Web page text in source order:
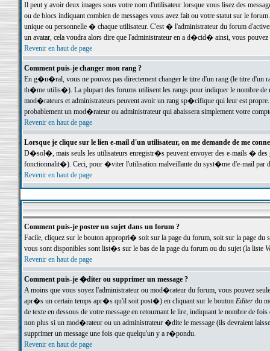
Il peut y avoir deux images sous votre nom d'utilisateur lorsque vous lisez des
ou de blocs indiquant combien de messages vous avez fait ou votre statut sur le
unique ou personnelle � chaque utilisateur. C'est � l'administrateur du forum
un avatar, cela voudra alors dire que l'administrateur en a d�cid� ainsi, vous
Revenir en haut de page
Comment puis-je changer mon rang ?
En g�n�ral, vous ne pouvez pas directement changer le titre d'un rang (le titre d'un
th�me utilis�). La plupart des forums utilisent les rangs pour indiquer le nombre de
mod�rateurs et administrateurs peuvent avoir un rang sp�cifique qui leur est
probablement un mod�rateur ou administrateur qui abaissera simplement votre
Revenir en haut de page
Lorsque je clique sur le lien e-mail d'un utilisateur, on me demande de me
D�sol�, mais seuls les utilisateurs enregistr�s peuvent envoyer des e-mails �
fonctionnalit�). Ceci, pour �viter l'utilisation malveillante du syst�me d'e-mail par
Revenir en haut de page
Comment puis-je poster un sujet dans un forum ?
Facile, cliquez sur le bouton appropri� soit sur la page du forum, soit sur la page du
vous sont disponibles sont list�s sur le bas de la page du forum ou du sujet (la liste
Revenir en haut de page
Comment puis-je �diter ou supprimer un message ?
A moins que vous soyez l'administrateur ou mod�rateur du forum, vous pouvez
apr�s un certain temps apr�s qu'il soit post�) en cliquant sur le bouton Editerdu
de texte en dessous de votre message en retournant le lire, indiquant le nombre
non plus si un mod�rateur ou un administrateur �dite le message (ils devraient
supprimer un message une fois que quelqu'un y a r�pondu.
Revenir en haut de page